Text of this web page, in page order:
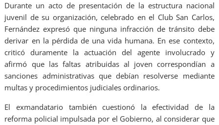
Durante un acto de presentación de la estructura nacional
juvenil de su organización, celebrado en el Club San Carlos,
Fernández expresó que ninguna infracción de tránsito debe
derivar en la pérdida de una vida humana. En ese contexto,
criticó duramente la actuación del agente involucrado y
afirmó que las faltas atribuidas al joven correspondían a
sanciones administrativas que debían resolverse mediante
multas y procedimientos judiciales ordinarios.
El exmandatario también cuestionó la efectividad de la
reforma policial impulsada por el Gobierno, al considerar que